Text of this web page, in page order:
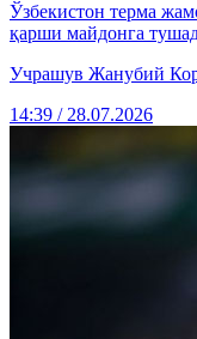
Ўзбекистон терма
қарши майдонга
Учрашув Жанубий
14:39 / 28.07.2026